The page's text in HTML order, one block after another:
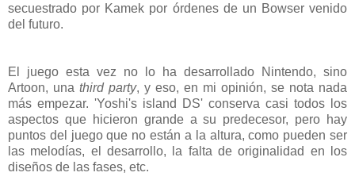
secuestrado por Kamek por órdenes de un Bowser venido
del futuro.
El juego esta vez no lo ha desarrollado Nintendo, sino
Artoon, una third party, y eso, en mi opinión, se nota nada
más empezar. 'Yoshi's island DS' conserva casi todos los
aspectos que hicieron grande a su predecesor, pero hay
puntos del juego que no están a la altura, como pueden ser
las melodías, el desarrollo, la falta de originalidad en los
diseños de las fases, etc.